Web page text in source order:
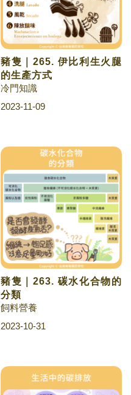
豬隻｜265. 伊比利生火腿
的生產方式
冷門知識
2023-11-09
豬隻｜263. 碳水化合物的
分類
飼料營養
2023-10-31